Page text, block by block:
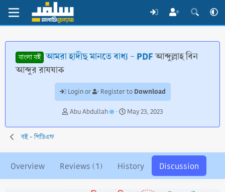
বাংলা বই আমরা হাদীছ মানতে বাধ্য - PDFআব্দুল্লাহ বিন
আব্দুর রাযযাক
Login or Register to Download
T
r
s
t
Abu Abdullah
S
a
a
t
May 23, 2023
বই - পিডিএফ
Overview Reviews (1) History Discussion